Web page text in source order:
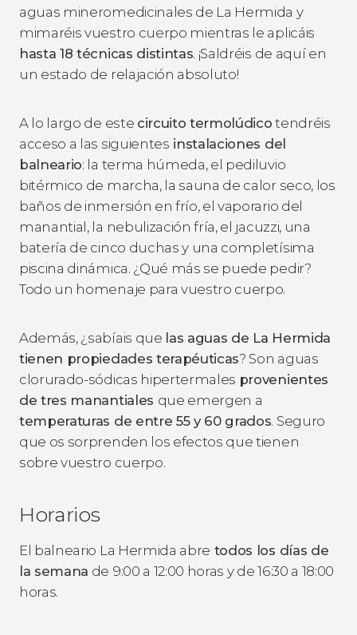
aguas mineromedicinales de La Hermida y
mimaréis vuestro cuerpo mientras le aplicáis
hasta 18 técnicas distintas. ¡Saldréis de aquí en
un estado de relajación absoluto!
A lo largo de este circuito termolúdico tendréis
acceso a las siguientes instalaciones del
balneario: la terma húmeda, el pediluvio
bitérmico de marcha, la sauna de calor seco, los
baños de inmersión en frío, el vaporario del
manantial, la nebulización fría, el jacuzzi, una
batería de cinco duchas y una completísima
piscina dinámica. ¿Qué más se puede pedir?
Todo un homenaje para vuestro cuerpo.
Además, ¿sabíais que las aguas de La Hermida
tienen propiedades terapéuticas? Son aguas
clorurado-sódicas hipertermales provenientes
de tres manantiales que emergen a
temperaturas de entre 55 y 60 grados. Seguro
que os sorprenden los efectos que tienen
sobre vuestro cuerpo.
Horarios
El balneario La Hermida abre todos los días de
la semana de 9:00 a 12:00 horas y de 16:30 a 18:00
horas.